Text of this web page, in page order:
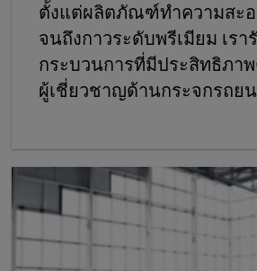
ตั้งแต่ผลิตภัณฑ์ทำความสะ
จนถึงกาวระดับพรีเมียม เรา
กระบวนการที่มีประสิทธิภา
ผู้เชี่ยวชาญด้านกระจกรถย
เหมาะสม